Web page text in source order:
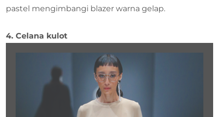
pastel mengimbangi blazer warna gelap.
4. Celana kulot